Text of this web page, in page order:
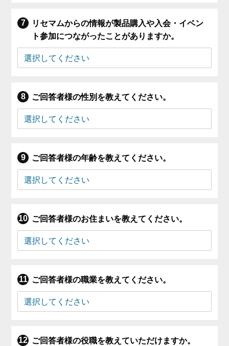
リセマムからの情報が製品購入や入会・イベン
ト参加につながったことがありますか。
ご回答者様の性別を教えてください。
ご回答者様の年齢を教えてください。
ご回答者様のお住まいを教えてください。
ご回答者様の職業を教えてください。
ご回答者様の役職を教えていただけますか。